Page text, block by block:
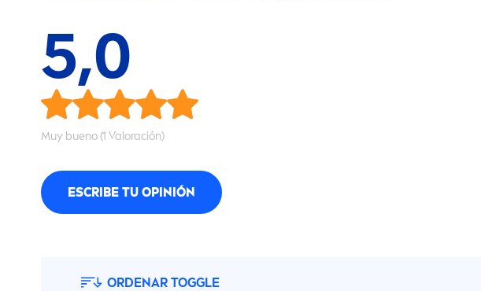
5,0
Muy bueno (1 Valoración)
ESCRIBE TU OPINIÓN
ORDENAR TOGGLE